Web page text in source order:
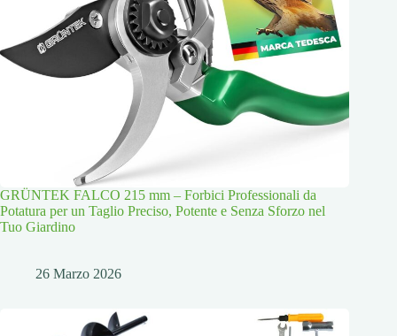
GRÜNTEK FALCO 215 mm – Forbici Professionali da
Potatura per un Taglio Preciso, Potente e Senza Sforzo nel
Tuo Giardino
26 Marzo 2026